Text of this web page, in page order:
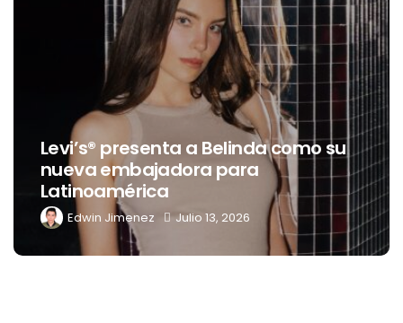
Levi’s® presenta a Belinda como su
nueva embajadora para
Latinoamérica
Edwin Jimenez Julio 13, 2026